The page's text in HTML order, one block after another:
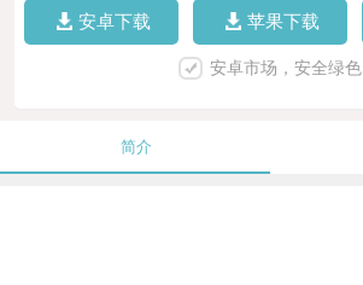
安卓下载 苹果下载
安卓市场，安全绿色
简介